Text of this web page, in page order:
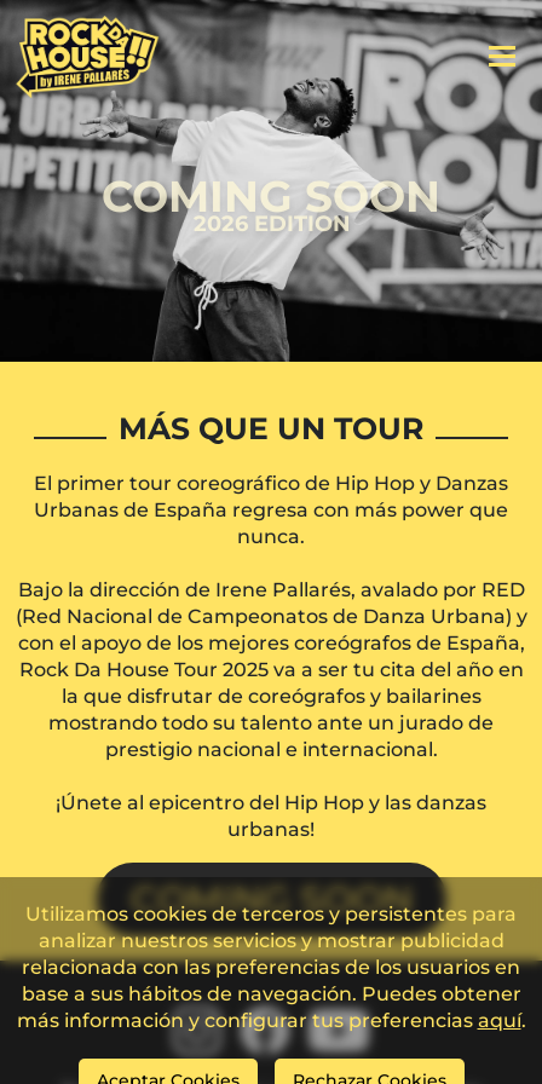
COMING SOON
2026 EDITION
MÁS QUE UN TOUR
El primer tour coreográfico de Hip Hop y Danzas
Urbanas de España regresa con más power que
nunca.
Bajo la dirección de Irene Pallarés, avalado por RED
(Red Nacional de Campeonatos de Danza Urbana) y
con el apoyo de los mejores coreógrafos de España,
Rock Da House Tour 2025 va a ser tu cita del año en
la que disfrutar de coreógrafos y bailarines
mostrando todo su talento ante un jurado de
prestigio nacional e internacional.
¡Únete al epicentro del Hip Hop y las danzas
urbanas!
COMING SOON
Utilizamos cookies de terceros y persistentes para
analizar nuestros servicios y mostrar publicidad
relacionada con las preferencias de los usuarios en
base a sus hábitos de navegación. Puedes obtener
más información y configurar tus preferencias aquí.